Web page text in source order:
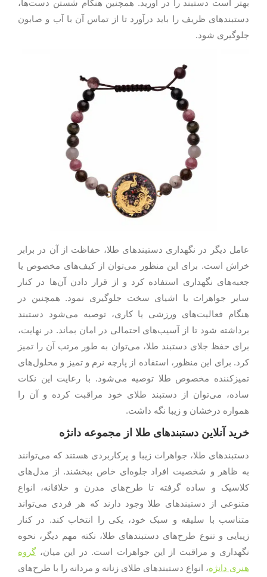
بهتر است دستبند را در آورید. همچنین هنگام شستن دست‌ها،
دستبندهای ظریف را باید درآورد تا از تماس آن با آب و صابون
جلوگیری شود.
عامل دیگر در نگهداری دستبندهای طلا، حفاظت از آن در برابر
خراش است. برای این منظور می‌توان از کیف‌های مخصوص یا
جعبه‌های نگهداری استفاده کرد و از قرار دادن آن‌ها در کنار
سایر جواهرات یا اشیای سخت جلوگیری نمود. همچنین در
هنگام فعالیت‌های ورزشی یا کاری، توصیه می‌شود دستبند
برداشته شود تا از آسیب‌های احتمالی در امان بماند. در نهایت،
برای حفظ جلای دستبند طلا، می‌توان به طور مرتب آن را تمیز
کرد. برای این منظور، استفاده از پارچه نرم و تمیز و محلول‌های
تمیزکننده مخصوص طلا توصیه می‌شود. با رعایت این نکات
ساده، می‌توان از دستبند طلای خود مراقبت کرده و آن را
همواره درخشان و زیبا نگه داشت.
خرید آنلاین دستبندهای طلا از مجموعه دانژه
دستبندهای طلا، جواهرات زیبا و پرکاربردی هستند که می‌توانند
به ظاهر و شخصیت افراد جلوه‌ای خاص ببخشند. از مدل‌های
کلاسیک و ساده گرفته تا طرح‌های مدرن و خلاقانه، انواع
متنوعی از دستبندهای طلا وجود دارند که هر فردی می‌تواند
متناسب با سلیقه و سبک خود، یکی را انتخاب کند. در کنار
زیبایی و تنوع طرح‌های دستبندهای طلا، نکته مهم دیگر، نحوه
نگهداری و مراقبت از این جواهرات است. در این میان،گروه
هنری دانژه، انواع دستبندهای طلای زنانه و مردانه را با طرح‌های